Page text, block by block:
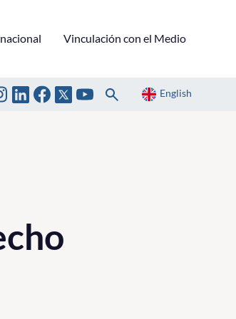
Vinculación con el Medio
English